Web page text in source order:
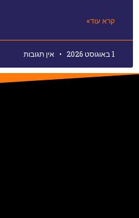
קרא עוד»
1 באוגוסט 2026 אין תגובות